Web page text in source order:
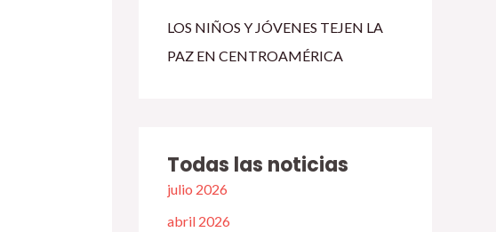
LOS NIÑOS Y JÓVENES TEJEN LA
PAZ EN CENTROAMÉRICA
Todas las noticias
julio 2026
abril 2026